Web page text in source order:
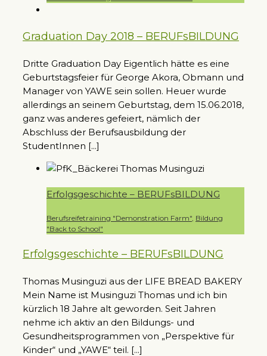
Graduation Day 2018 – BERUFsBILDUNG
Dritte Graduation Day Eigentlich hätte es eine
Geburtstagsfeier für George Akora, Obmann und
Manager von YAWE sein sollen. Heuer wurde
allerdings an seinem Geburtstag, dem 15.06.2018,
ganz was anderes gefeiert, nämlich der
Abschluss der Berufsausbildung der
StudentInnen [...]
Erfolgsgeschichte – BERUFsBILDUNG
Berufsreifetraining "Demonstration Farm" Bildung
"Back to School"
Erfolgsgeschichte – BERUFsBILDUNG
Thomas Musinguzi aus der LIFE BREAD BAKERY
Mein Name ist Musinguzi Thomas und ich bin
kürzlich 18 Jahre alt geworden. Seit Jahren
nehme ich aktiv an den Bildungs- und
Gesundheitsprogrammen von „Perspektive für
Kinder“ und „YAWE“ teil. [...]